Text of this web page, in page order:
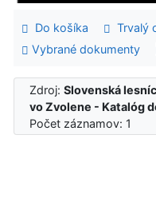
Do košíka Trvalý
Vybrané dokumenty
Zdroj:Slovenská
vo Zvolene - Katalóg
Počet záznamov: 1